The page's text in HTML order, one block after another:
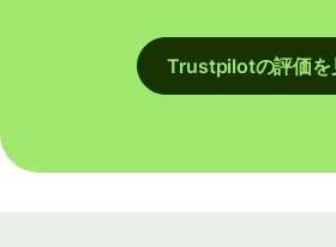
Trustpilotの評価を